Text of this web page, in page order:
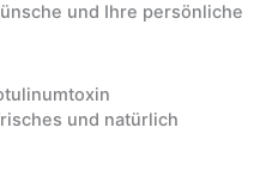
und Ihre persönliche
und natürlich